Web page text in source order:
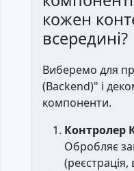
кожен
всередині?
Виберемо для
(Backend)" і
компоненти.
Контролер
Обробляє
(реєстрація,